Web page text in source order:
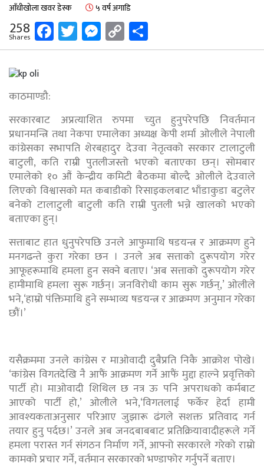
आँधीखोला खवर डेस्क ५ वर्ष अगाडि
258
Shares Facebook
Twitter
Messenger
Copy
Link
काठमाण्डौ:
सरकारबाट अप्रत्याशित रुपमा च्युत हुनुपरेपछि निवर्तमान
प्रधानमन्त्रि तथा नेकपा एमालेका अध्यक्ष केपी शर्मा ओलीले नेपाली
कांग्रेसका सभापति शेरबहादुर देउवा नेतृत्वको सरकार टालाटुली
बाटुली, कति राम्री पुतलीजस्तो भएको बताएका छन्। सोमबार
एमालेको १० औं केन्द्रीय कमिटी बैठकमा बोल्दै ओलीले देउवाले
लिएको विश्वासको मत कबाडीको रिसाइकलबाट भाँडाकुडा बटुलेर
बनेको टालाटुली बाटुली कति राम्री पुतली भन्ने खालको भएको
बताएका हुन्।
सत्ताबाट हात धुनुपरेपछि उनले आफुमाथि षडयन्त्र र आक्रमण हुने
मनगढन्ते कुरा गरेका छन । उनले अब सत्ताको दुरूपयोग गरेर
आफूहरूमाथि हमला हुन सक्ने बताए। ‘अब सत्ताको दुरूपयोग गरेर
हामीमाथि हमला सुरू गर्छन्। जनविरोधी काम सुरू गर्छन्,’ ओलीले
भने,‘हाम्रो पंक्तिमाथि हुने सम्भाव्य षडयन्त्र र आक्रमण अनुमान गरेका
छौं।’
यसैक्रममा उनले कांग्रेस र माओवादी दुबैप्रति निकै आक्रोश पोखे।
‘कांग्रेस विगतदेखि नै आफैं आक्रमण गर्ने आफैं मुद्दा हाल्ने प्रवृत्तिको
पार्टी हो। माओवादी शिथिल छ नत्र ऊ पनि अपराधको कर्मबाट
आएको पार्टी हो,’ ओलीले भने,‘विगतलाई फर्केर हेर्दा हामी
आवश्यकताअनुसार परिआए जुझारू ढंगले सशक्त प्रतिवाद गर्न
तयार हुनु पर्दछ।’ उनले अब जनदबाबबाट प्रतिक्रियावादीहरूले गर्ने
हमला परास्त गर्न संगठन निर्माण गर्ने, आफ्नो सरकारले गरेको राम्रो
कामको प्रचार गर्ने, वर्तमान सरकारको भण्डाफोर गर्नुपर्ने बताए।